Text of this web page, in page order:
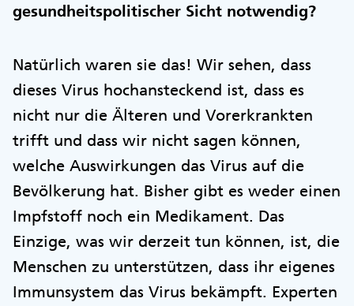
gesundheitspolitischer Sicht notwendig?
Natürlich waren sie das! Wir sehen, dass
dieses Virus hochansteckend ist, dass es
nicht nur die Älteren und Vorerkrankten
trifft und dass wir nicht sagen können,
welche Auswirkungen das Virus auf die
Bevölkerung hat. Bisher gibt es weder einen
Impfstoff noch ein Medikament. Das
Einzige, was wir derzeit tun können, ist, die
Menschen zu unterstützen, dass ihr eigenes
Immunsystem das Virus bekämpft. Experten